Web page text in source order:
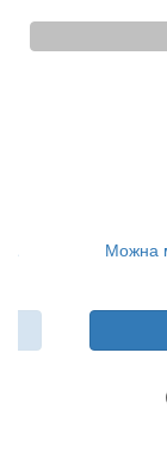
... Можна